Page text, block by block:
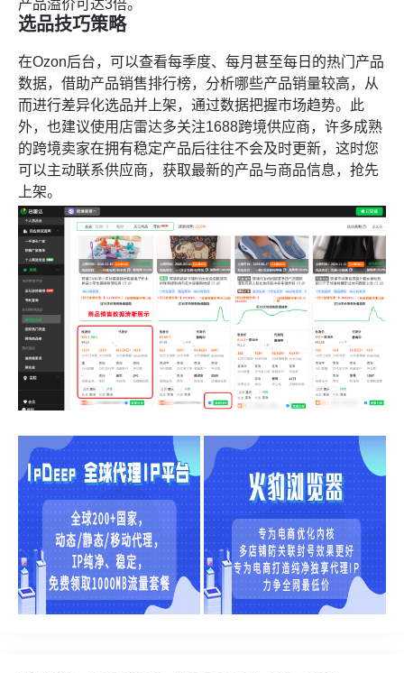
产品溢价可达3倍。
选品技巧策略
在Ozon后台，可以查看每季度、每月甚至每日的热门产品
数据，借助产品销售排行榜，分析哪些产品销量较高，从
而进行差异化选品并上架，通过数据把握市场趋势。此
外，也建议使用 店雷达多关注1688跨境供应商，许多成熟
的跨境卖家在拥有稳定产品后往往不会及时更新，这时您
可以主动联系供应商，获取最新的产品与商品信息，抢先
上架。